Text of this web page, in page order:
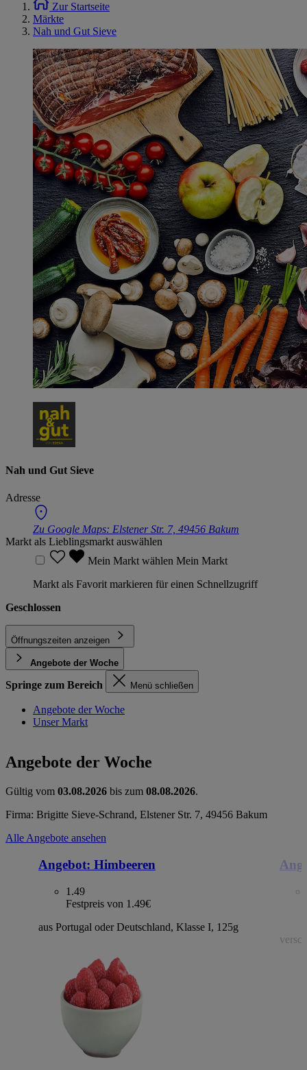
Zur Startseite
Märkte
Nah und Gut Sieve
Nah und Gut Sieve
Adresse
Zu Google Maps: Elstener Str. 7, 49456 Bakum
Markt als Lieblingsmarkt auswählen
Mein Markt wählen Mein Markt
Markt als Favorit markieren für einen Schnellzugriff
Geschlossen
Öffnungszeiten anzeigen
Angebote der Woche
Springe zum Bereich Menü schließen
Angebote der Woche
Unser Markt
Angebote der Woche
Gültig vom 03.08.2026 bis zum 08.08.2026.
Firma: Brigitte Sieve-Schrand, Elstener Str. 7, 49456 Bakum
Alle Angebote ansehen
Angebot: Himbeeren
1.49
Festpreis von 1.49€
aus Portugal oder Deutschland, Klasse I, 125g